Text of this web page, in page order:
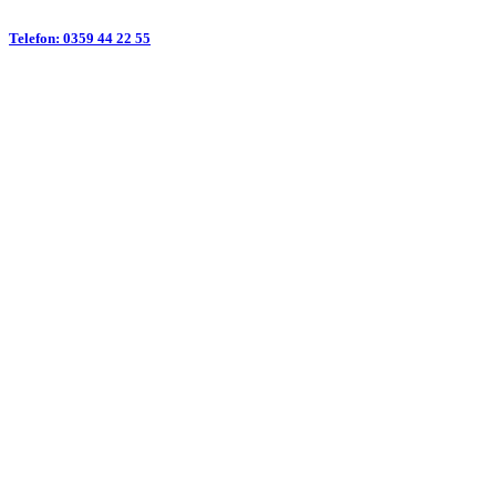
Telefon: 0359 44 22 55